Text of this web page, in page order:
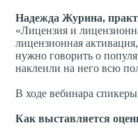
Надежда Журина,
«Лицензия и
лицензионная
нужно говорить о
наклеили на него всю
В ходе вебинара
Как выставляется